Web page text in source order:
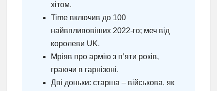
хітом.
Time включив до 100
найвпливовіших 2022-го; меч від
королеви UK.
Мріяв про армію з п’яти років,
граючи в гарнізоні.
Дві доньки: старша – військова, як